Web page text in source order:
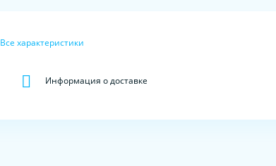
Все характеристики
Информация о доставке